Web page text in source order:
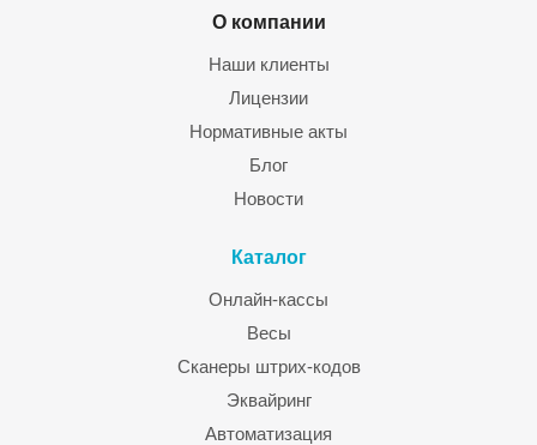
О компании
Наши клиенты
Лицензии
Нормативные акты
Блог
Новости
Каталог
Онлайн-кассы
Весы
Сканеры штрих-кодов
Эквайринг
Автоматизация